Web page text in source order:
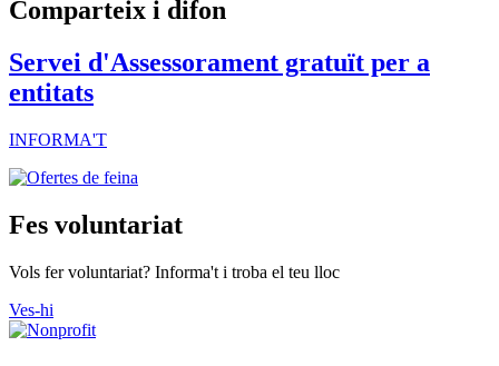
Comparteix i difon
Servei d'Assessorament gratuït per a
entitats
INFORMA'T
Fes voluntariat
Vols fer voluntariat? Informa't i troba el teu lloc
Ves-hi